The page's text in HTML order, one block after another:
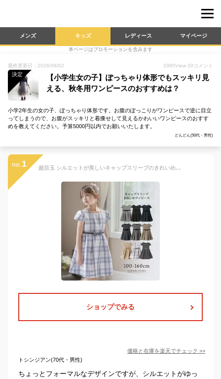
メンズ キッズ レディース マイページ
本ページはプロモーションを含みます
最終更新日：2026/08/02 3395View 20 コメント
決定
【小学生女の子】ぽっちゃり体形でもスッキリ見
える、秋冬用ワンピースのおすすめは？
小学2年生の女の子、ぽっちゃり体形です。お腹のぽっこりがワンピースで逆に目立
ってしまうので、お腹がスッキリと着痩せして見えるかわいいワンピースのおすす
めを教えてください。予算5000円以内でお願いいたします。
どんどん(50代・男性)
no. 1 超目玉 シルエットが美しいキャップスリーブのきれいめワンピース ジャンスカ 女の子 ワンピース 入学式 卒園式 卒業式 黒 チェック 子供服 入園式 卒服 フォーマル TAK キッズ 小学校 キャサリンコテージ
ショップでみる
価格と在庫を楽天でチェック >>
トシンジアン(70代・男性)
ちょっとフォーマルなデザインですが、シルエットがゆっ